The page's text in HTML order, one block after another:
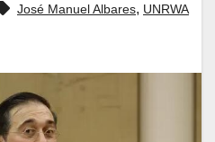
José Manuel Albares, UNRWA